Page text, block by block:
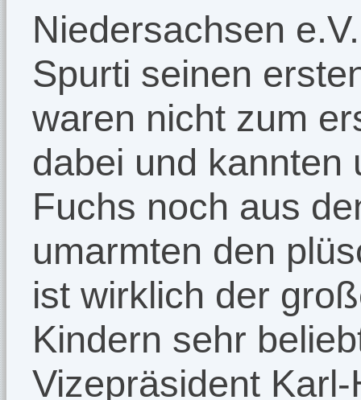
Niedersachsen
Spurti seinen
waren nicht zum
dabei und kannten
Fuchs noch aus
umarmten den
ist wirklich der
Kindern sehr
Vizepräsident